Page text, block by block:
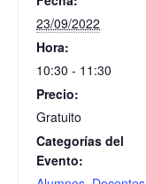
23/09/2022
Hora:
10:30 - 11:30
Precio:
Gratuito
Categorías del
Evento: